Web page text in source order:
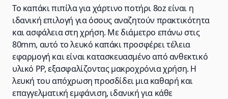
Το καπάκι πιπίλα για χάρτινο ποτήρι 8oz είναι η
ιδανική επιλογή για όσους αναζητούν πρακτικότητα
και ασφάλεια στη χρήση. Με διάμετρο επάνω στις
80mm, αυτό το λευκό καπάκι προσφέρει τέλεια
εφαρμογή και είναι κατασκευασμένο από ανθεκτικό
υλικό PP, εξασφαλίζοντας μακροχρόνια χρήση. Η
λευκή του απόχρωση προσδίδει μια καθαρή και
επαγγελματική εμφάνιση, ιδανική για κάθε